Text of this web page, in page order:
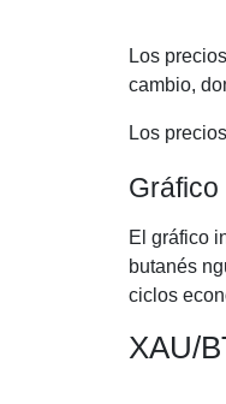
Los
cambio,
Los
El gráfico
butanés
ciclos
XAU/